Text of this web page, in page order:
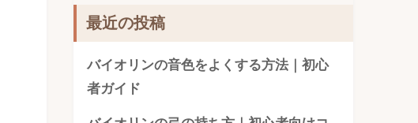
最近の投稿
バイオリンの音色をよくする方法｜初心
者ガイド